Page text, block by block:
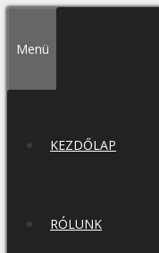
tartalomba
Menü
KEZDŐLAP
RÓLUNK